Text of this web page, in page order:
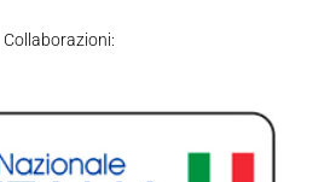
Collaborazioni: